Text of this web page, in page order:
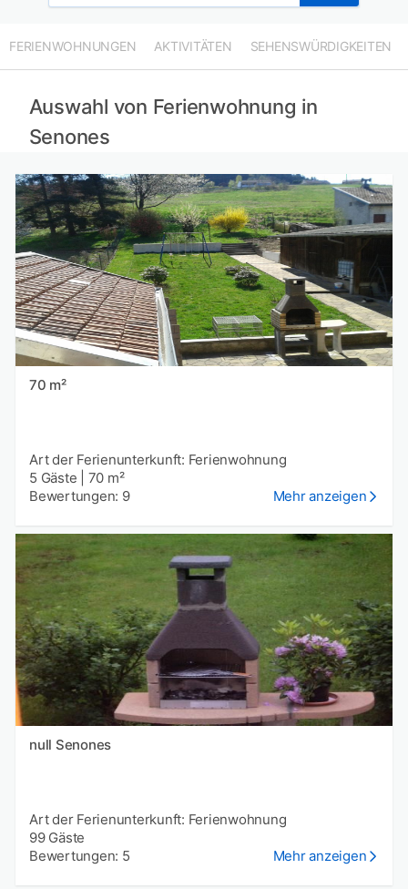
FERIENWOHNUNGEN AKTIVITÄTEN SEHENSWÜRDIGKEITEN
Auswahl von Ferienwohnung in
Senones
70 m²
Art der Ferienunterkunft: Ferienwohnung
5 Gäste
70 m²
Bewertungen: 9
Mehr anzeigen
null Senones
Art der Ferienunterkunft: Ferienwohnung
99 Gäste
Bewertungen: 5
Mehr anzeigen